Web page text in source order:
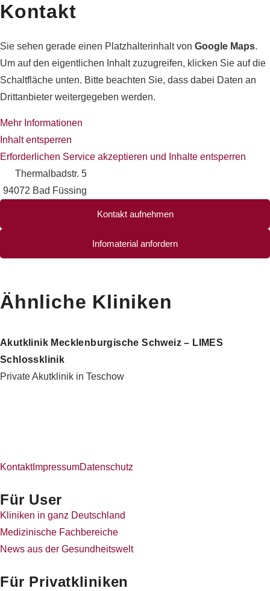
Kontakt
Sie sehen gerade einen Platzhalterinhalt von Google Maps.
Um auf den eigentlichen Inhalt zuzugreifen, klicken Sie auf die
Schaltfläche unten. Bitte beachten Sie, dass dabei Daten an
Drittanbieter weitergegeben werden.
Mehr Informationen
Inhalt entsperren
Erforderlichen Service akzeptieren und Inhalte entsperren
Thermalbadstr. 5
94072 Bad Füssing
Kontakt aufnehmen
Infomaterial anfordern
Ähnliche Kliniken
Akutklinik Mecklenburgische Schweiz – LIMES
Schlossklinik
Private Akutklinik in Teschow
KontaktImpressumDatenschutz
Für User
Kliniken in ganz Deutschland
Medizinische Fachbereiche
News aus der Gesundheitswelt
Für Privatkliniken